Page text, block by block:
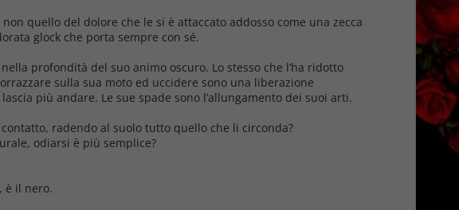
quello del dolore che le si è attaccato addosso come una zecca
glock che porta sempre con sé.
profondità del suo animo oscuro. Lo stesso che l’ha ridotto
sulla sua moto ed uccidere sono una liberazione
più andare. Le sue spade sono l’allungamento dei suoi arti.
radendo al suolo tutto quello che li circonda?
odiarsi è più semplice?
è il nero.